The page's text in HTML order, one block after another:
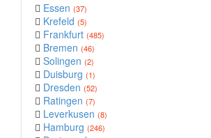
Essen (37)
Krefeld (5)
Frankfurt (485)
Bremen (46)
Solingen (2)
Duisburg (1)
Dresden (52)
Ratingen (7)
Leverkusen (8)
Hamburg (246)